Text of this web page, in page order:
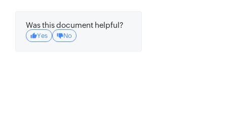
Was this document helpful?
Yes No